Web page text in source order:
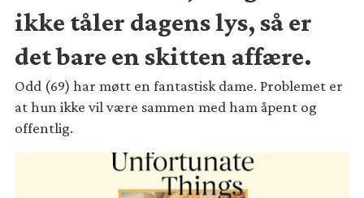
ikke tåler dagens lys, så er
det bare en skitten affære.
Odd (69) har møtt en fantastisk dame. Problemet er
at hun ikke vil være sammen med ham åpent og
offentlig.